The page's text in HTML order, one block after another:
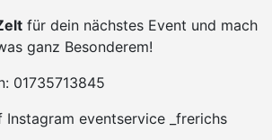
für dein nächstes Event und mach
ganz Besonderem!
01735713845
Instagram eventservice _frerichs